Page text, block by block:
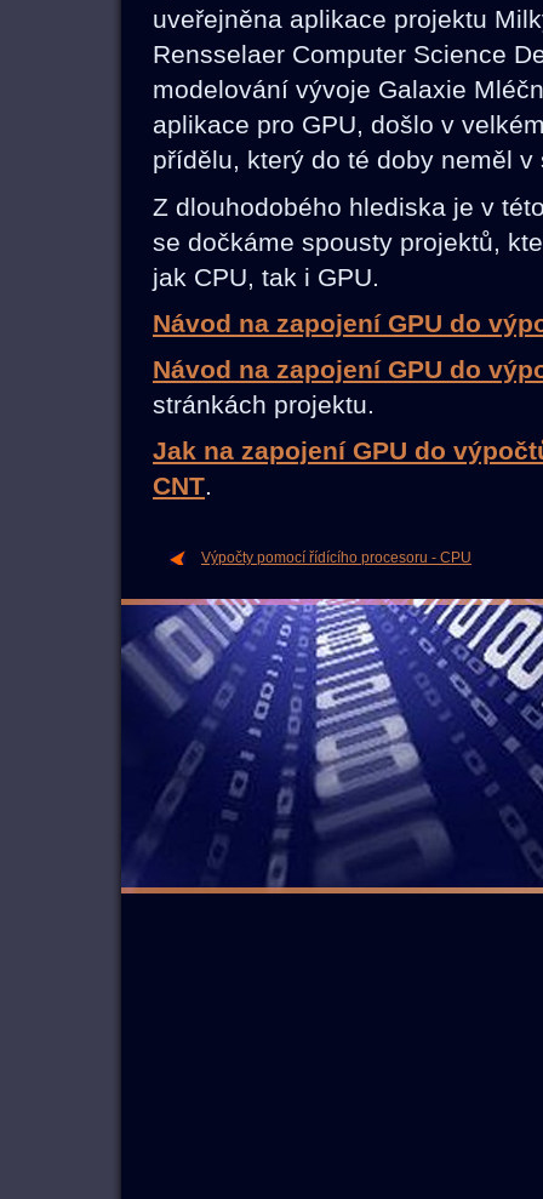
uveřejněna aplikace projektu
Rensselaer Computer Science
modelování vývoje Galaxie
aplikace pro GPU, došlo v
přídělu, který do té doby neměl v
Z dlouhodobého hlediska je v
se dočkáme spousty projektů,
jak CPU, tak i GPU.
Návod na zapojení GPU do
Návod na zapojení GPU do
stránkách projektu.
Jak na zapojení GPU do
CNT.
Výpočty pomocí řídícího procesoru - CPU